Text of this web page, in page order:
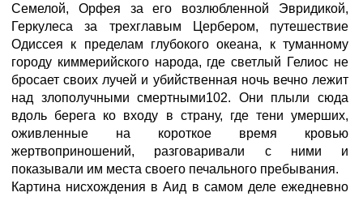
Семелой, Орфея за его возлюбленной Эвридикой,
Геркулеса за трехглавым Цербером, путешествие
Одиссея к пределам глубокого океана, к туманному
городу киммерийского народа, где светлый Гелиос не
бросает своих лучей и убийственная ночь вечно лежит
над злополучными смертными102. Они плыли сюда
вдоль берега ко входу в страну, где тени умерших,
оживленные на короткое время кровью
жертвоприношений, разговаривали с ними и
показывали им места своего печального пребывания.
Картина нисхождения в Аид в самом деле ежедневно